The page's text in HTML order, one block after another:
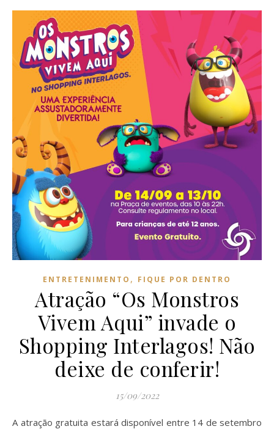
ENTRETENIMENTO , FIQUE POR DENTRO
Atração “Os Monstros
Vivem Aqui” invade o
Shopping Interlagos! Não
deixe de conferir!
15/09/2022
A atração gratuita estará disponível entre 14 de setembro